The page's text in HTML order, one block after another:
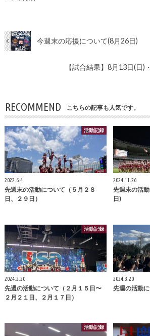
今週末の応援について(8月26日)
【試合結果】8月13日(日)
RECOMMEND こちらの記事も人気です。
活動記録
2022.6.4
先週末の活動について（５月２８
日、２９日）
2024.11.26
先週末の活
日)
活動記録
2024.2.20
先週の活動について（２月１５日〜
２月２１日、２月１７日）
2024.3.20
先週の活動
活動記録